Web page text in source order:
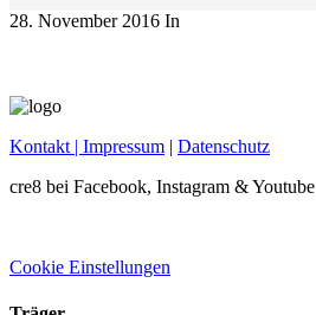
28. November 2016 In
Kontakt | Impressum | Datenschutz
cre8 bei Facebook, Instagram & Youtube
Cookie Einstellungen